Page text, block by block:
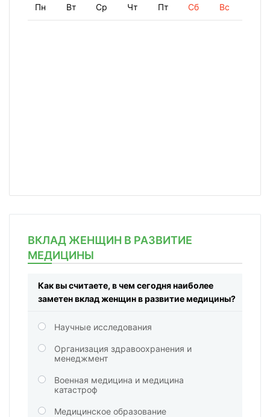
Пн Вт Ср Чт Пт Сб Вс
ВКЛАД ЖЕНЩИН В РАЗВИТИЕ
МЕДИЦИНЫ
Как вы считаете, в чем сегодня наиболее
заметен вклад женщин в развитие медицины?
Научные исследования
Организация здравоохранения и
менеджмент
Военная медицина и медицина
катастроф
Медицинское образование